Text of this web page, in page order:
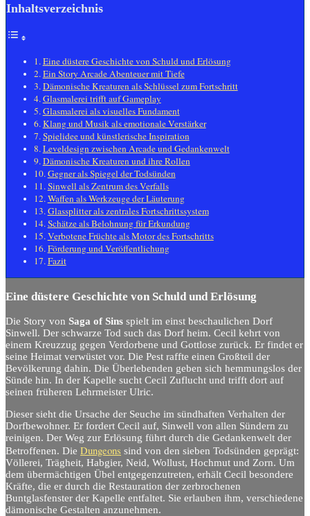
Inhaltsverzeichnis
Eine düstere Geschichte von Schuld und Erlösung
Ein Story Arcade Abenteuer mit Tiefe
Dämonische Kreaturen als Schlüssel zum Fortschritt
Glasmalerei trifft auf Gameplay
Glasmalerei als visuelles Fundament
Klang und Musik als emotionale Verstärker
Spielidee und künstlerische Inspiration
Leveldesign zwischen Arcade und Gedankenwelt
Dämonische Kreaturen und ihre Rollen
Gegner als Spiegel der Todsünden
Sinwell als Zentrum des Verfalls
Waffen als Werkzeuge der Läuterung
Glassplitter als zentrales Fortschrittssystem
Schätze als Belohnung für Erkundung
Verbotene Früchte als Motor des Fortschritts
Förderung und Veröffentlichung
Fazit
Eine düstere Geschichte von Schuld und Erlösung
Die Story von Saga of Sins spielt im einst beschaulichen Dorf
Sinwell. Der schwarze Tod such das Dorf heim. Cecil kehrt von
einem Kreuzzug gegen Verdorbene und Gottlose zurück. Er findet er
seine Heimat verwüstet vor. Die Pest raffte einen Großteil der
Bevölkerung dahin. Die Überlebenden geben sich hemmungslos der
Sünde hin. In der Kapelle sucht Cecil Zuflucht und trifft dort auf
seinen früheren Lehrmeister Ulric.
Dieser sieht die Ursache der Seuche im sündhaften Verhalten der
Dorfbewohner. Er fordert Cecil auf, Sinwell von allen Sündern zu
reinigen. Der Weg zur Erlösung führt durch die Gedankenwelt der
Betroffenen. Die Dungeons sind von den sieben Todsünden geprägt:
Völlerei, Trägheit, Habgier, Neid, Wollust, Hochmut und Zorn. Um
dem übermächtigen Übel entgegenzutreten, erhält Cecil besondere
Kräfte, die er durch die Restauration der zerbrochenen
Buntglasfenster der Kapelle entfaltet. Sie erlauben ihm, verschiedene
dämonische Gestalten anzunehmen.